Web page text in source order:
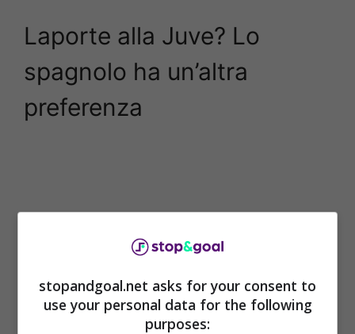
Laporte alla Juve? Lo
spagnolo ha un’altra
preferenza
stopandgoal.net asks for your consent to
use your personal data for the following
purposes: